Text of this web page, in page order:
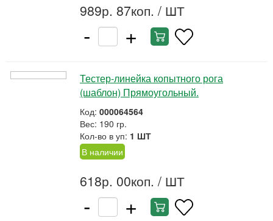
989р. 87коп. / ШТ
- +
Тестер-линейка копытного рога
(шаблон) Прямоугольный.
Код: 000064564
Вес: 190 гр.
Кол-во в уп: 1 ШТ
В наличии
618р. 00коп. / ШТ
- +